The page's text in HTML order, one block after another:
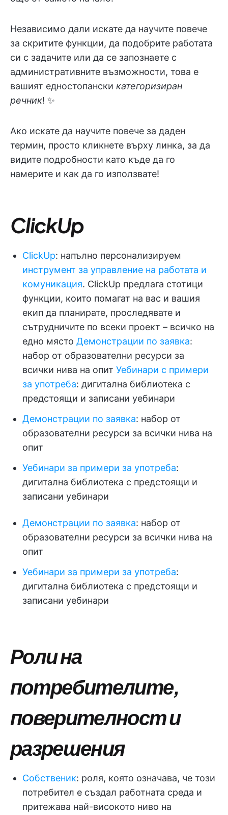
Независимо дали искате да научите повече
за скритите функции, да подобрите работата
си с задачите или да се запознаете с
административните възможности, това е
вашият едностопански категоризиран
речник! ✨
Ако искате да научите повече за даден
термин, просто кликнете върху линка, за да
видите подробности като къде да го
намерите и как да го използвате!
ClickUp
ClickUp: напълно персонализируем
инструмент за управление на работата и
комуникация. ClickUp предлага стотици
функции, които помагат на вас и вашия
екип да планирате, проследявате и
сътрудничите по всеки проект – всичко на
едно място Демонстрации по заявка:
набор от образователни ресурси за
всички нива на опит Уебинари с примери
за употреба: дигитална библиотека с
предстоящи и записани уебинари
Демонстрации по заявка: набор от
образователни ресурси за всички нива на
опит
Уебинари за примери за употреба:
дигитална библиотека с предстоящи и
записани уебинари
Демонстрации по заявка: набор от
образователни ресурси за всички нива на
опит
Уебинари за примери за употреба:
дигитална библиотека с предстоящи и
записани уебинари
Роли на
потребителите,
поверителност и
разрешения
Собственик: роля, която означава, че този
потребител е създал работната среда и
притежава най-високото ниво на